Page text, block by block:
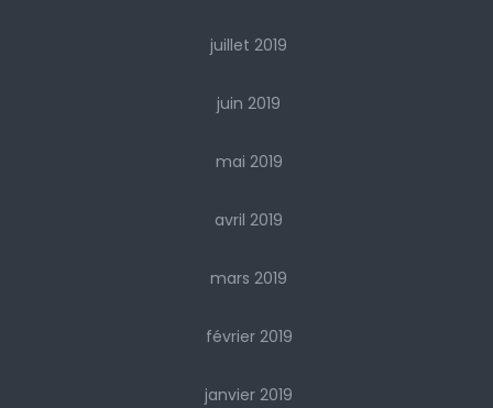
juillet 2019
juin 2019
mai 2019
avril 2019
mars 2019
février 2019
janvier 2019